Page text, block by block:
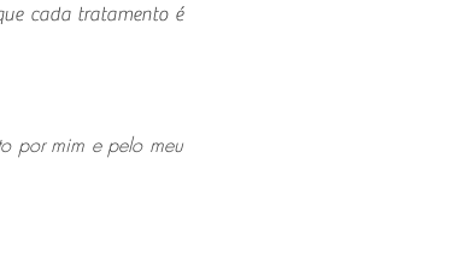
cada tratamento é
por mim e pelo meu